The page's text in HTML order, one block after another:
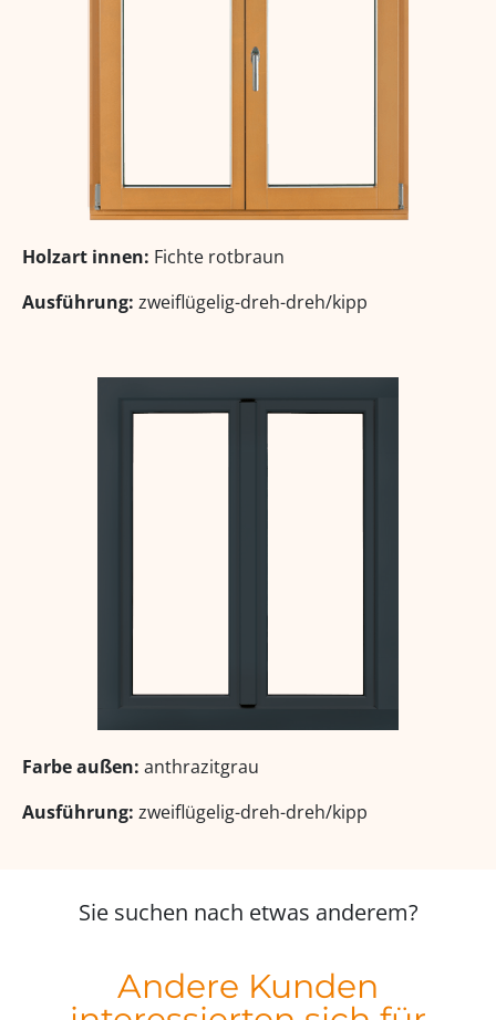
Holzart innen: Fichte rotbraun
Ausführung: zweiflügelig-dreh-dreh/kipp
Farbe außen: anthrazitgrau
Ausführung: zweiflügelig-dreh-dreh/kipp
Sie suchen nach etwas anderem?
Andere Kunden